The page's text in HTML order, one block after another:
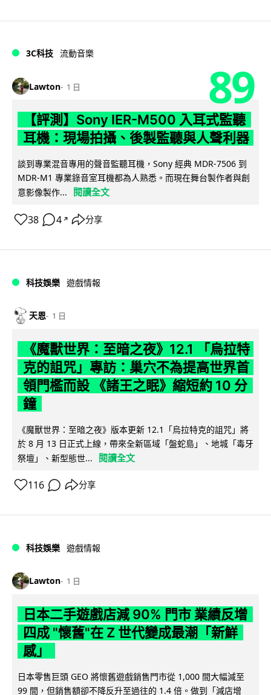
3C科技 流動音樂
Lawton 1 日 89
【評測】Sony IER-M500 入耳式監聽
耳機：現場拍攝、後製監聽與人聲利器
談到專業混音專用的聲音監聽耳機，Sony 經典 MDR-7506 到
MDR-M1 專業錄音室耳機都為人熟悉。而現在舞台製作者與創
意影像製作...
閱讀全文
38 4 ↗ 分享
科技娛樂 遊戲情報
天恩 1 日
《魔獸世界：至暗之夜》12.1 「烏拉特
克的詛咒」專訪：巢穴不為提高世界首
領門檻而設 《諸王之眠》縮短約 10 分
鐘
《魔獸世界：至暗之夜》版本更新 12.1「烏拉特克的詛咒」將
於 8 月 13 日正式上線，帶來全新區域「盤蛇島」、地城「毒牙
祭壇」、新型態世...
閱讀全文
116 分享
科技娛樂 遊戲情報
Lawton 1 日
日本二手遊戲店減 90% 門市 業績反增
四成 "懷舊"在 Z 世代變成最潮「新鮮
感」
日本零售巨頭 GEO 將懷舊遊戲銷售門市從 1,000 間大幅減至
99 間，但銷售額卻不降反升至過往的 1.4 倍。做到「減店增